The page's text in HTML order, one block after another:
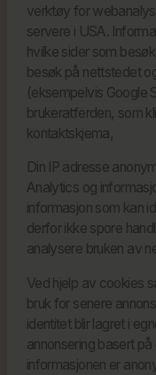
verktøy for
servere i USA.
hvilke sider som
besøk på nettstedet
(eksempelvis Google
brukeratferden, som
kontaktskjema,
Din IP adresse
Analytics og
informasjon som kan
derfor ikke spore
analysere bruken av
Ved hjelp av cookies
bruk for senere
identitet blir lagret i
annonsering basert
informasjonen er